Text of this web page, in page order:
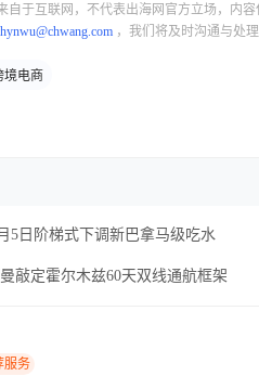
自于互联网，不代表出海网官方立场，内
，我们将及时沟通与处
境电商
5日阶梯式下调新巴拿马级吃水
敲定霍尔木兹60天双线通航框架
服务